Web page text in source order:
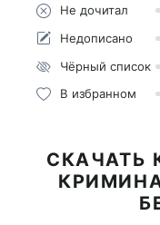
Не дочитал
Недописано
Чёрный список
В избранном
СКАЧАТЬ